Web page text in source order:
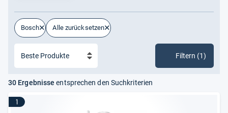
Bosch Alle zurücksetzen
Filtern (1)
30 Ergebnisse entsprechen den Suchkriterien
1